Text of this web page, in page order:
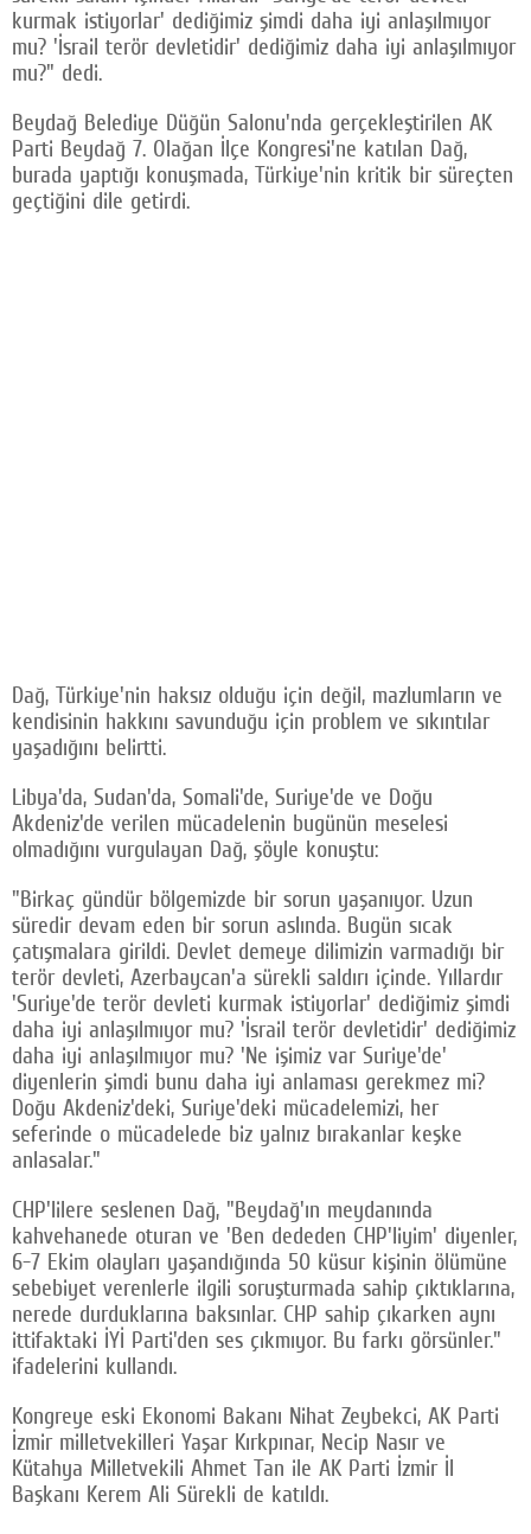
Twitter
Google Plus
© 2026 TÜM HAKLARI SAKLIDIR
kurmak istiyorlar' dediğimiz şimdi daha iyi anlaşılmıyor
mu? 'İsrail terör devletidir' dediğimiz daha iyi anlaşılmıyor
mu?" dedi.
Beydağ Belediye Düğün Salonu'nda gerçekleştirilen AK
Parti Beydağ 7. Olağan İlçe Kongresi'ne katılan Dağ,
burada yaptığı konuşmada, Türkiye'nin kritik bir süreçten
geçtiğini dile getirdi.
Dağ, Türkiye'nin haksız olduğu için değil, mazlumların ve
kendisinin hakkını savunduğu için problem ve sıkıntılar
yaşadığını belirtti.
Libya'da, Sudan'da, Somali'de, Suriye'de ve Doğu
Akdeniz'de verilen mücadelenin bugünün meselesi
olmadığını vurgulayan Dağ, şöyle konuştu:
"Birkaç gündür bölgemizde bir sorun yaşanıyor. Uzun
süredir devam eden bir sorun aslında. Bugün sıcak
çatışmalara girildi. Devlet demeye dilimizin varmadığı bir
terör devleti, Azerbaycan'a sürekli saldırı içinde. Yıllardır
'Suriye'de terör devleti kurmak istiyorlar' dediğimiz şimdi
daha iyi anlaşılmıyor mu? 'İsrail terör devletidir' dediğimiz
daha iyi anlaşılmıyor mu? 'Ne işimiz var Suriye'de'
diyenlerin şimdi bunu daha iyi anlaması gerekmez mi?
Doğu Akdeniz'deki, Suriye'deki mücadelemizi, her
seferinde o mücadelede biz yalnız bırakanlar keşke
anlasalar."
CHP'lilere seslenen Dağ, "Beydağ'ın meydanında
kahvehanede oturan ve 'Ben dededen CHP'liyim' diyenler,
6-7 Ekim olayları yaşandığında 50 küsur kişinin ölümüne
sebebiyet verenlerle ilgili soruşturmada sahip çıktıklarına,
nerede durduklarına baksınlar. CHP sahip çıkarken aynı
ittifaktaki İYİ Parti'den ses çıkmıyor. Bu farkı görsünler."
ifadelerini kullandı.
Kongreye eski Ekonomi Bakanı Nihat Zeybekci, AK Parti
İzmir milletvekilleri Yaşar Kırkpınar, Necip Nasır ve
Kütahya Milletvekili Ahmet Tan ile AK Parti İzmir İl
Başkanı Kerem Ali Sürekli de katıldı.